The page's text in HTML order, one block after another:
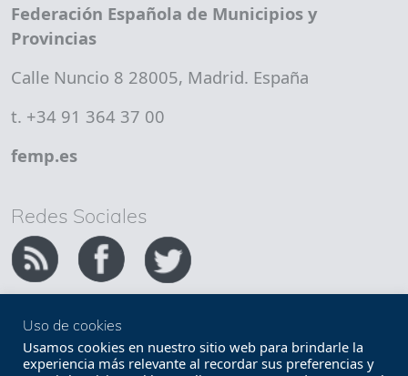
Federación Española de Municipios y
Provincias
Calle Nuncio 8 28005, Madrid. España
t. +34 91 364 37 00
femp.es
Redes Sociales
Copyright FEMP
Accesibilidad
Uso de cookies
Usamos cookies en nuestro sitio web para brindarle la
experiencia más relevante al recordar sus preferencias y